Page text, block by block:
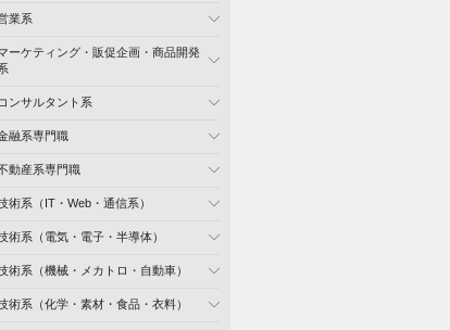
業系
ーケティング・販促企画・商品開発
コンサルタント系
融系専門職
動産系専門職
術系（IT・Web・通信系）
術系（電気・電子・半導体）
術系（機械・メカトロ・自動車）
術系（化学・素材・食品・衣料）